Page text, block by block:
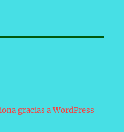
gracias a WordPress